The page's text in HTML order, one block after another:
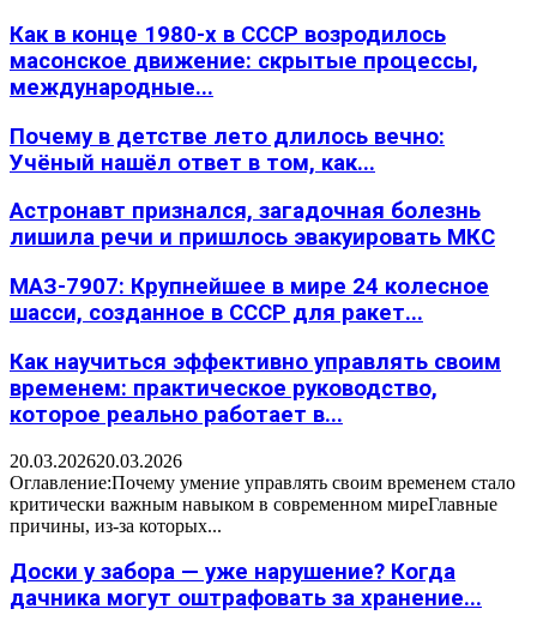
Как в конце 1980-х в СССР возродилось
масонское движение: скрытые процессы,
международные...
Почему в детстве лето длилось вечно:
Учёный нашёл ответ в том, как...
Астронавт признался, загадочная болезнь
лишила речи и пришлось эвакуировать МКС
МАЗ-7907: Крупнейшее в мире 24 колесное
шасси, созданное в СССР для ракет...
Как научиться эффективно управлять своим
временем: практическое руководство,
которое реально работает в...
20.03.202620.03.2026
Оглавление:Почему умение управлять своим временем стало
критически важным навыком в современном миреГлавные
причины, из-за которых...
Доски у забора — уже нарушение? Когда
дачника могут оштрафовать за хранение...